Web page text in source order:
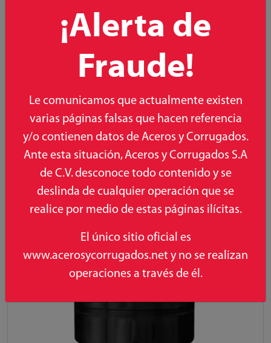
TINACO BICAPA EUREKA 450 L
¡Alerta de
Fraude!
Le comunicamos que actualmente existen
varias páginas falsas que hacen referencia
y/o contienen datos de Aceros y Corrugados.
Ante esta situación, Aceros y Corrugados S.A
de C.V. desconoce todo contenido y se
deslinda de cualquier operación que se
realice por medio de estas páginas ilícitas.
El único sitio oficial es
www.acerosycorrugados.net y no se realizan
operaciones a través de él.